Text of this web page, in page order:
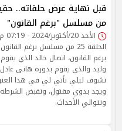
قبل نهاية عرض حلقاته..
من مسلسل "برغم القانون"
الأحد 20/أكتوبر/2024 - 07:19 م
برغم القانون، اتصال خالد الذي
وليد والذي يقوم بدوره هاني
تشوف ليلي تأتي لي في هذا
ويجد بدوي مقتول، وتقبض
وتتوالي الأحداث.